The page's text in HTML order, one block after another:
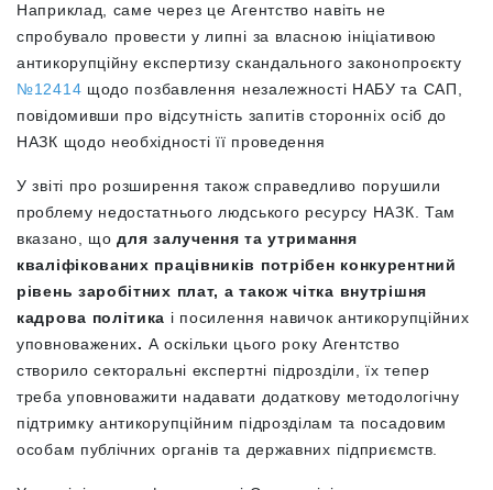
Наприклад, саме через це Агентство навіть не
спробувало провести у липні за власною ініціативою
антикорупційну експертизу скандального законопроєкту
№12414 щодо позбавлення незалежності НАБУ та САП,
повідомивши про відсутність запитів сторонніх осіб до
НАЗК щодо необхідності її проведення
У звіті про розширення також справедливо порушили
проблему недостатнього людського ресурсу НАЗК. Там
вказано, щодля залучення та утримання
кваліфікованих працівників потрібен конкурентний
рівень заробітних плат, а також чітка внутрішня
кадрова політика і посилення навичок антикорупційних
уповноважених. А оскільки цього року Агентство
створило секторальні експертні підрозділи, їх тепер
треба уповноважити надавати додаткову методологічну
підтримку антикорупційним підрозділам та посадовим
особам публічних органів та державних підприємств.